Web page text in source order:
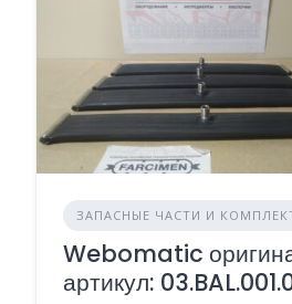
ЗАПАСНЫЕ ЧАСТИ И
Webomatic
артикул: